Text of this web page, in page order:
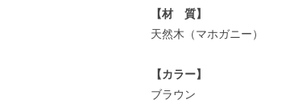
【材 質】
天然木（マホガニー）
【カラー】
ブラウン